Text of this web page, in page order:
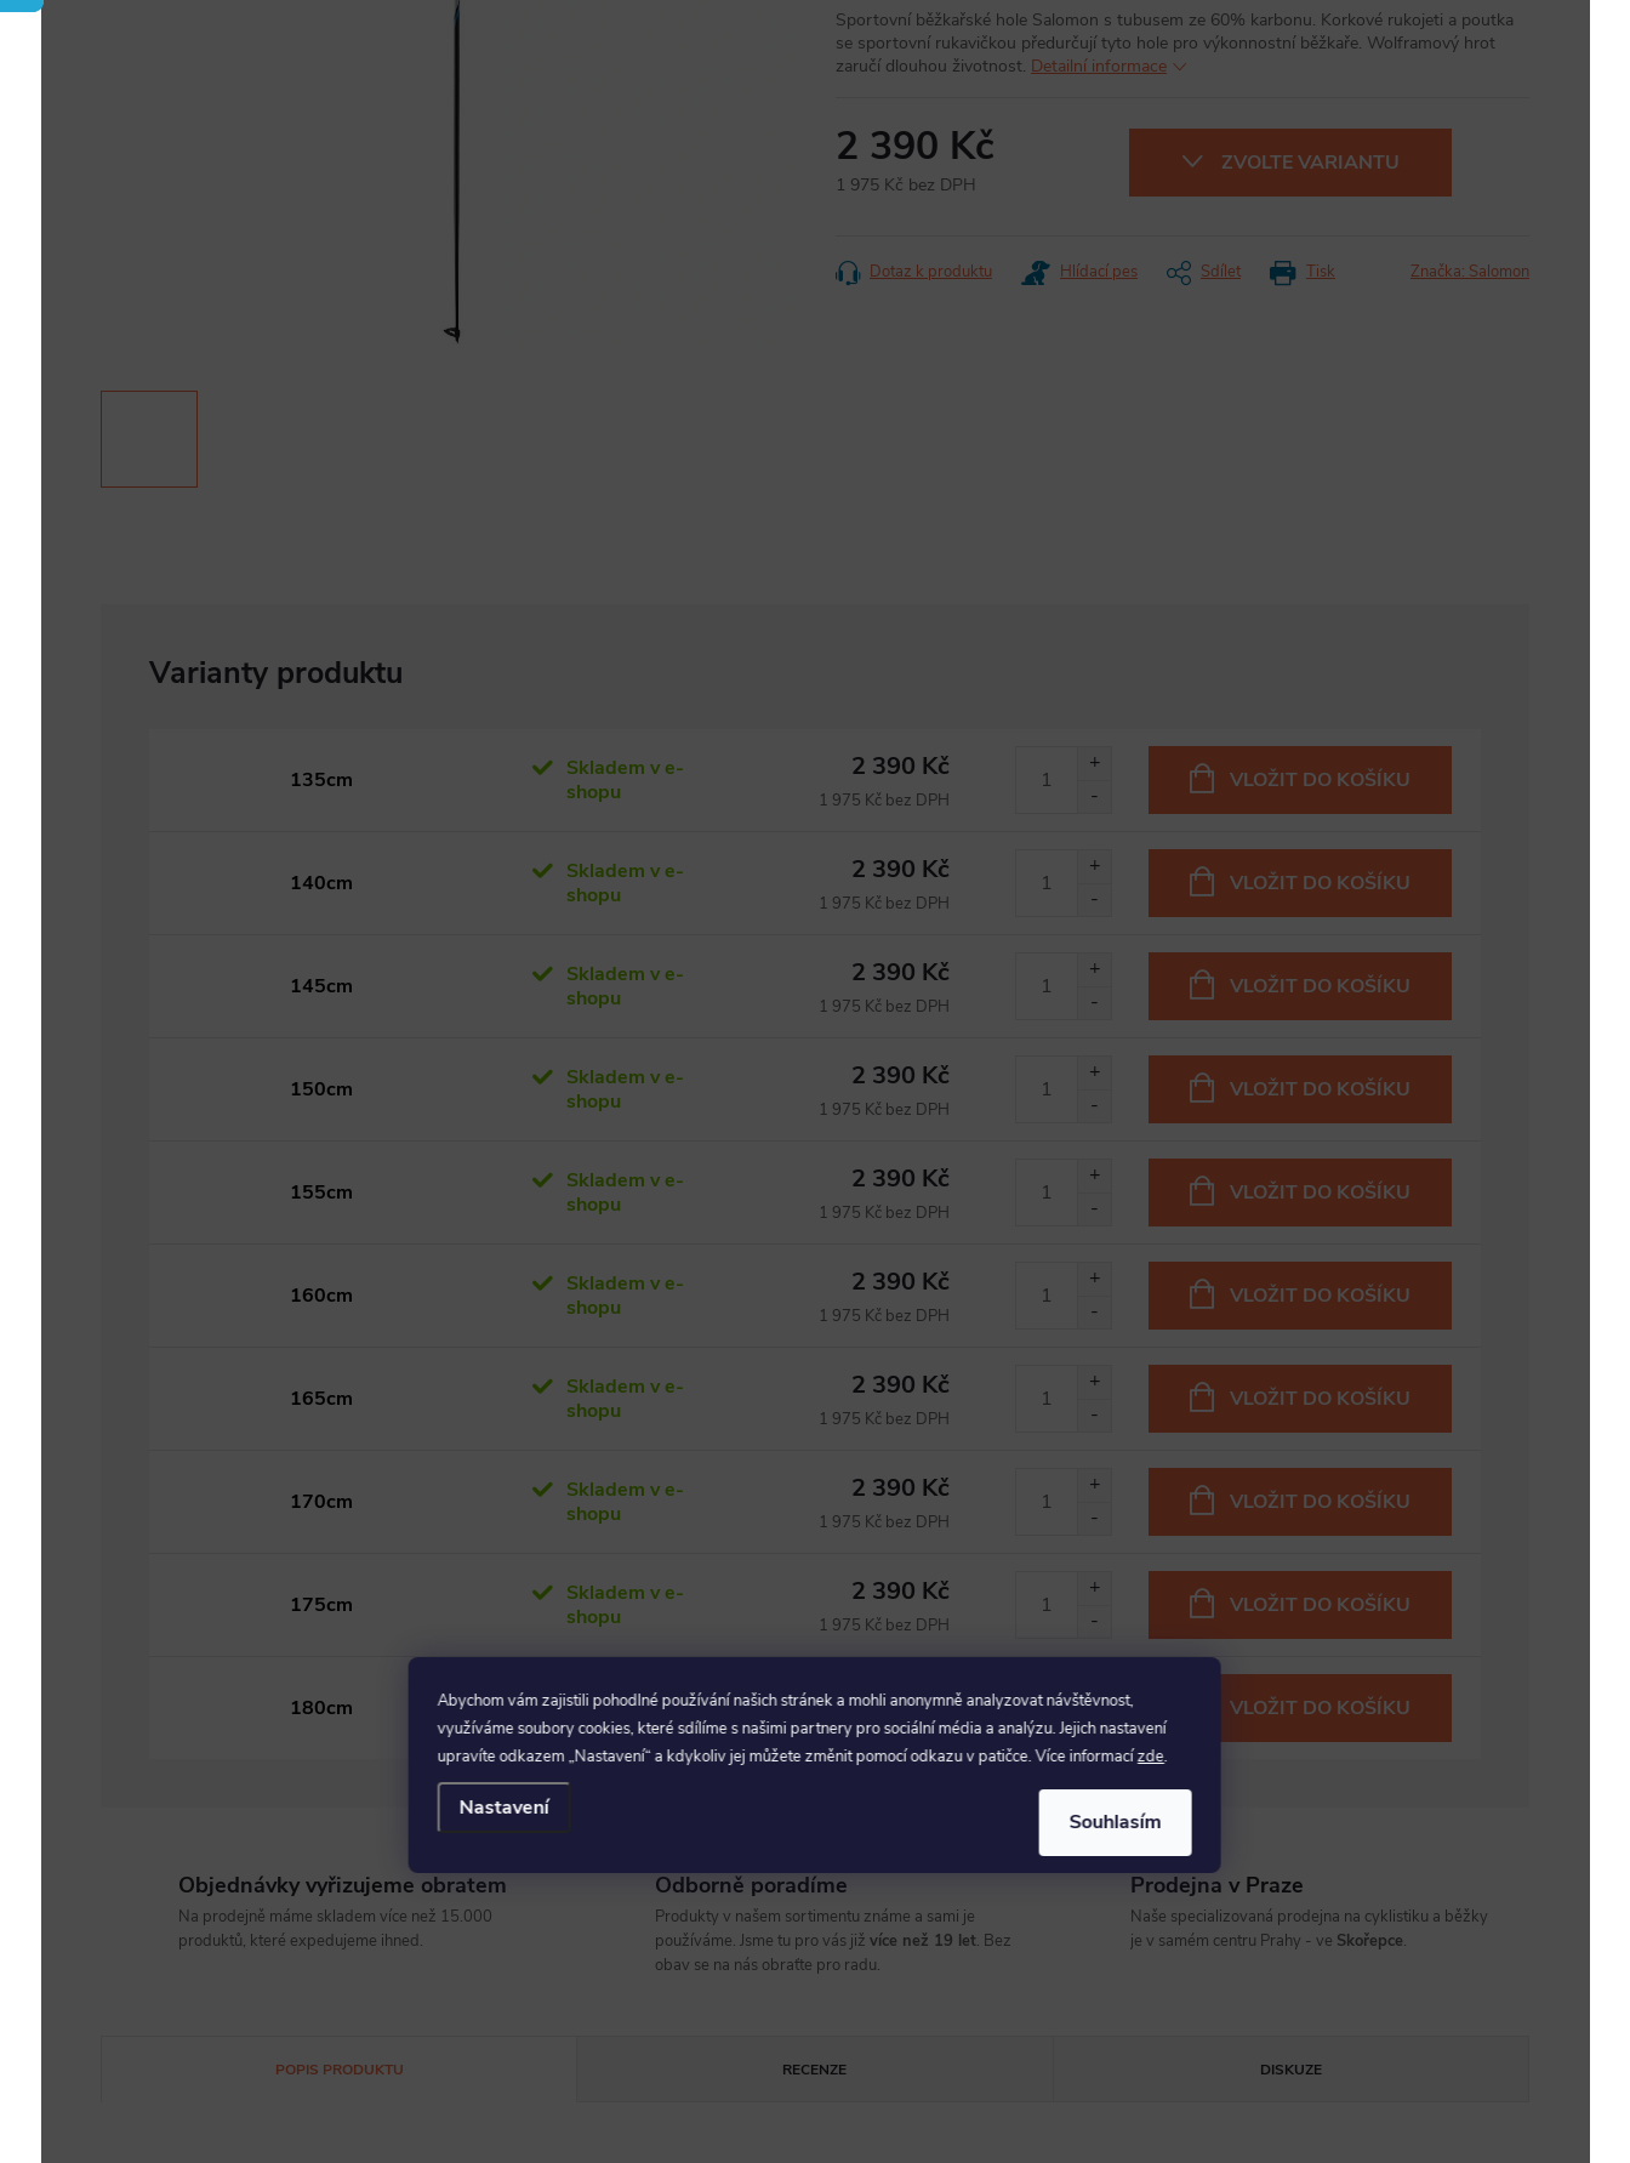
Abychom vám zajistili pohodlné používání našich stránek a mohli anonymně analyzovat návštěvnost,
využíváme soubory cookies, které sdílíme s našimi partnery pro sociální média a analýzu. Jejich nastavení
upravíte odkazem „Nastavení“ a kdykoliv jej můžete změnit pomocí odkazu v patičce. Více informacízde.
Nastavení
Souhlasím
Sportovní běžkařské hole Salomon s tubusem ze 60% karbonu. Korkové rukojeti a poutka
se sportovní rukavičkou předurčují tyto hole pro výkonnostní běžkaře. Wolframový hrot
zaručí dlouhou životnost. Detailní informace
2 390 Kč
1 975 Kč bez DPH
ZVOLTE VARIANTU
Tisk
Dotaz k produktu Hlídací pes Sdílet Značka: Salomon
135cm
Skladem v e-
shopu
2 390 Kč
1 975 Kč bez DPH
VLOŽIT DO KOŠÍKU
140cm
Skladem v e-
shopu
2 390 Kč
1 975 Kč bez DPH
VLOŽIT DO KOŠÍKU
145cm
Skladem v e-
shopu
2 390 Kč
1 975 Kč bez DPH
VLOŽIT DO KOŠÍKU
150cm
Skladem v e-
shopu
2 390 Kč
1 975 Kč bez DPH
VLOŽIT DO KOŠÍKU
155cm
Skladem v e-
shopu
2 390 Kč
1 975 Kč bez DPH
VLOŽIT DO KOŠÍKU
160cm
Skladem v e-
shopu
2 390 Kč
1 975 Kč bez DPH
VLOŽIT DO KOŠÍKU
165cm
Skladem v e-
shopu
2 390 Kč
1 975 Kč bez DPH
VLOŽIT DO KOŠÍKU
170cm
Skladem v e-
shopu
2 390 Kč
1 975 Kč bez DPH
VLOŽIT DO KOŠÍKU
175cm
Skladem v e-
shopu
2 390 Kč
1 975 Kč bez DPH
VLOŽIT DO KOŠÍKU
180cm
Skladem v e-
shopu
2 390 Kč
1 975 Kč bez DPH
VLOŽIT DO KOŠÍKU
Objednávky vyřizujeme obratem
Na prodejně máme skladem více než 15.000
produktů, které expedujeme ihned.
Odborně poradíme
Produkty v našem sortimentu známe a sami je
používáme. Jsme tu pro vás již více než 19 let. Bez
obav se na nás obraťte pro radu.
Prodejna v Praze
Naše specializovaná prodejna na cyklistiku a běžky
je v samém centru Prahy - ve Skořepce.
POPIS PRODUKTU RECENZE DISKUZE